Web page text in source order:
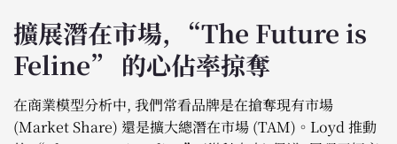
擴展潛在市場, “The Future is
Feline” 的心佔率掠奪
在商業模型分析中, 我們常看品牌是在搶奪現有市場
(Market Share) 還是擴大總潛在市場 (TAM)。Loyd 推動